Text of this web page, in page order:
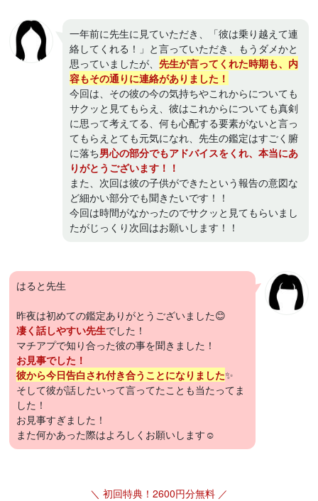
一年前に先生に見ていただき、「彼は乗り越えて連
絡してくれる！」と言っていただき、もうダメかと
思っていましたが、先生が言ってくれた時期も、内
容もその通りに連絡がありました！
今回は、その彼の今の気持ちやこれからについても
サクッと見てもらえ、彼はこれからについても真剣
に思って考えてる、何も心配する要素がないと言っ
てもらえとても元気になれ、先生の鑑定はすごく腑
に落ち男心の部分でもアドバイスをくれ、本当にあ
りがとうございます！！
また、次回は彼の子供ができたという報告の意図な
ど細かい部分でも聞きたいです！！
今回は時間がなかったのでサクッと見てもらいまし
たがじっくり次回はお願いします！！
はると先生
昨夜は初めての鑑定ありがとうございました😊
凄く話しやすい先生でした！
マチアプで知り合った彼の事を聞きました！
お見事でした！
彼から今日告白され付き合うことになりました✨
そして彼が話したいって言ってたことも当たってま
した！
お見事すぎました！
また何かあった際はよろしくお願いします☺️
＼ 初回特典！2600円分無料 ／